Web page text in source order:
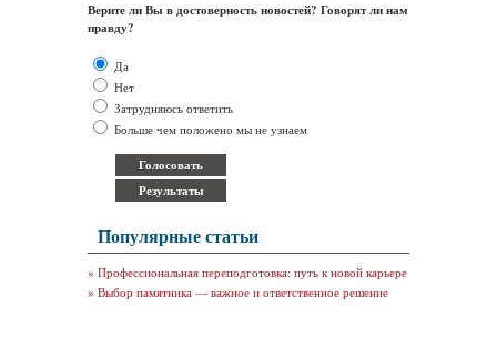
Верите ли Вы в достоверность новостей? Говорят ли нам
правду?
Да
Нет
Затрудняюсь ответить
Больше чем положено мы не узнаем
Популярные статьи
» Профессиональная переподготовка: путь к новой карьере
» Выбор памятника — важное и ответственное решение